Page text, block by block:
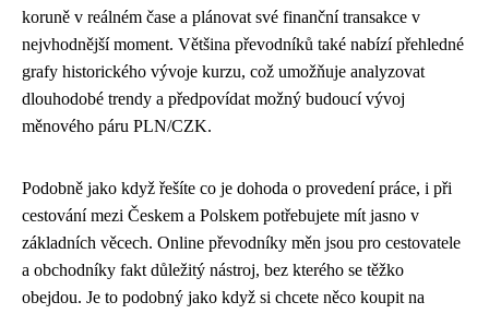
koruně v reálném čase a plánovat své finanční transakce v
nejvhodnější moment. Většina převodníků také nabízí přehledné
grafy historického vývoje kurzu, což umožňuje analyzovat
dlouhodobé trendy a předpovídat možný budoucí vývoj
měnového páru PLN/CZK.
Podobně jako když řešíte co je dohoda o provedení práce, i při
cestování mezi Českem a Polskem potřebujete mít jasno v
základních věcech. Online převodníky měn jsou pro cestovatele
a obchodníky fakt důležitý nástroj, bez kterého se těžko
obejdou. Je to podobný jako když si chcete něco koupit na